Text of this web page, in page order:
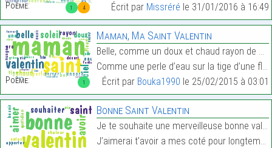
1 4
Poème:
Écrit par Missréré le 31/01/2016 à 16:49
1
Poème:
Maman, Ma Saint Valentin
Belle, comme un doux et chaud rayon de soleil,
Comme une perle d’eau sur la tige d’une fleur,…
Écrit par Bouka1990 le 25/02/2015 à 03:01
Bonne Saint Valentin
Je te souhaite une merveilleuse bonne valentin
J’aimerai t’avoir a mes coté pour longtemps…